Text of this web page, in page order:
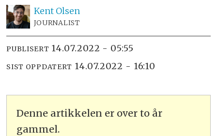
Kent Olsen
JOURNALIST
PUBLISERT 14.07.2022 - 05:55
SIST OPPDATERT 14.07.2022 - 16:10
Denne artikkelen er over to år
gammel.